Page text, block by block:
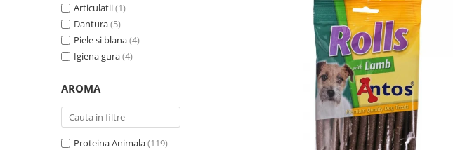
Articulatii(1)
Dantura(5)
Piele si blana(4)
Igiena gura(4)
AROMA
Proteina Animala(119)